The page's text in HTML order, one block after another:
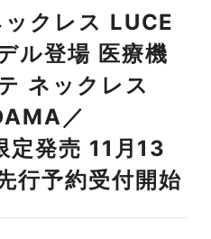
クレス LUCE
ル登場 医療機
ネックレス
／
定発売 11月13
行予約受付開始